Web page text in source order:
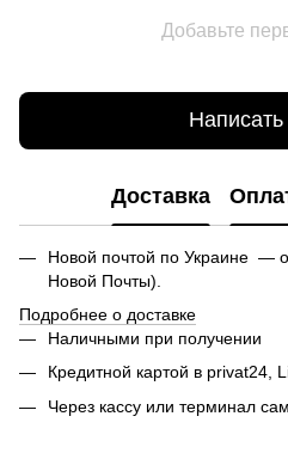
Добавьте
Написать
Доставка
Новой почтой по Украине —
Новой Почты).
Подробнее о доставке
Наличными при получении
Кредитной картой в privat24,
Через кассу или терминал